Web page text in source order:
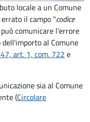
locale a un Comune
il campo "codice
comunicare l'errore
al Comune
art. 1, com. 722 e
sia al Comune
(Circolare